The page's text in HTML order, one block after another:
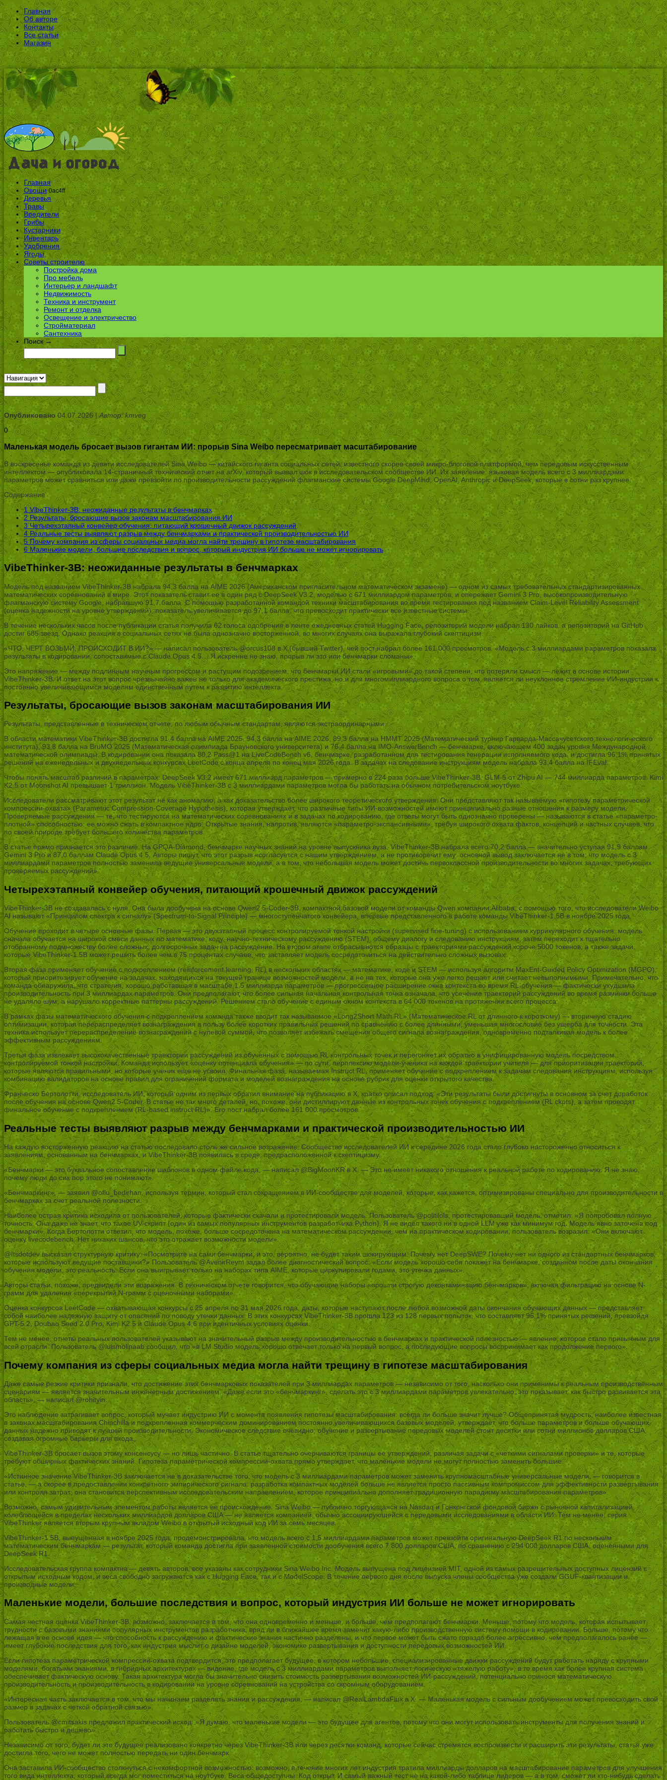
Главная
Об авторе
Контакты
Все статьи
Магазин
Главная
Овощи 0ac4ff
Деревья
Травы
Вредители
Грибы
Кустарники
Инвентарь
Удобрения
Ягоды
Советы строителю
Постройка дома
Про мебель
Интерьер и ландшафт
Недвижимость
Техника и инструмент
Ремонт и отделка
Освещение и электричество
Стройматериал
Сантехника
Поиск →
Опубликовано04.07.2026 |Автор: kmveg
0
Маленькая модель бросает вызов гигантам ИИ: прорыв Sina Weibo пересматривает масштабирование
В воскресенье команда из девяти исследователей Sina Weibo — китайского гиганта социальных сетей, известного скорее своей микро-блоговой платформой, чем передовым искусственным
интеллектом — опубликовала 14-страничный технический отчет на arXiv, который вызвал шок в исследовательском сообществе ИИ. Их заявление: языковая модель всего с 3 миллиардами
параметров может сравниться или даже превзойти по производительности рассуждений флагманские системы Google DeepMind, OpenAI, Anthropic и DeepSeek, которые в сотни раз крупнее.
Содержание
1VibeThinker-3B: неожиданные результаты в бенчмарках
2 Результаты, бросающие вызов законам масштабирования ИИ
3Четырехэтапный конвейер обучения, питающий крошечный движок рассуждений
4Реальные тесты выявляют разрыв между бенчмарками и практической производительностью ИИ
5Почему компания из сферы социальных медиа могла найти трещину в гипотезе масштабирования
6Маленькие модели, большие последствия и вопрос, который индустрия ИИ больше не может игнорировать
VibeThinker-3B: неожиданные результаты в бенчмарках
Модель под названием VibeThinker-3B набрала 94,3 балла на AIME 2026 (Американском пригласительном математическом экзамене) — одном из самых требовательных стандартизированных
математических соревнований в мире. Этот показатель ставит ее в один ряд с DeepSeek V3.2, моделью с 671 миллиардом параметров, и опережает Gemini 3 Pro, высокопроизводительную
флагманскую систему Google, набравшую 91,7 балла. С помощью разработанной командой техники масштабирования во время тестирования под названием Claim-Level Reliability Assessment
(оценка надежности на уровне утверждений), показатель увеличивается до 97,1 балла, что превосходит практически все известные системы.
В течение нескольких часов после публикации статья получила 62 голоса одобрения в ленте ежедневных статей Hugging Face, репозиторий модели набрал 130 лайков, а репозиторий на GitHub
достиг 685 звезд. Однако реакция в социальных сетях не была однозначно восторженной, во многих случаях она выражала глубокий скептицизм.
«ЧТО, ЧЕРТ ВОЗЬМИ, ПРОИСХОДИТ В ИИ?» — написал пользователь @orcus108 в X (бывший Twitter), чей пост набрал более 161 000 просмотров. «Модель с 3 миллиардами параметров показала
результаты в кодировании, сопоставимые с Claude Opus 4.5… Я искренне не знаю, прорыв ли это или бенчмарки сломаны».
Это напряжение — между подлинным научным прогрессом и растущим подозрением, что бенчмарки ИИ стали «игровыми» до такой степени, что потеряли смысл — лежит в основе истории
VibeThinker-3B. И ответ на этот вопрос чрезвычайно важен не только для академического престижа, но и для многомиллиардного вопроса о том, является ли неуклонное стремление ИИ-индустрии к
постоянно увеличивающимся моделям единственным путем к развитию интеллекта.
Результаты, бросающие вызов законам масштабирования ИИ
Результаты, представленные в техническом отчете, по любым обычным стандартам, являются экстраординарными.
В области математики VibeThinker-3B достигла 91,4 балла на AIME 2025, 94,3 балла на AIME 2026, 89,3 балла на HMMT 2025 (Математический турнир Гарварда-Массачусетского технологического
института), 93,8 балла на BruMO 2025 (Математическая олимпиада Брауновского университета) и 76,4 балла на IMO-AnswerBench — бенчмарке, включающем 400 задач уровня Международной
математической олимпиады. В кодировании она показала 80,2 Pass@1 на LiveCodeBench v6, бенчмарке, разработанном для тестирования генерации исполняемого кода, и достигла 96,1% принятых
решений на еженедельных и двухнедельных конкурсах LeetCode с конца апреля по конец мая 2026 года. В задачах на следование инструкциям модель набрала 93,4 балла на IFEval.
Чтобы понять масштаб различий в параметрах: DeepSeek V3.2 имеет 671 миллиард параметров — примерно в 224 раза больше VibeThinker-3B. GLM-5 от Zhipu AI — 744 миллиарда параметров. Kimi
K2.5 от Moonshot AI превышает 1 триллион. Модель VibeThinker-3B с 3 миллиардами параметров могла бы работать на обычном потребительском ноутбуке.
Исследователи рассматривают этот результат не как аномалию, а как доказательство более широкого теоретического утверждения. Они представляют так называемую «гипотезу параметрической
компрессии-охвата» (Parametric Compression-Coverage Hypothesis), которая утверждает, что различные типы ИИ-возможностей имеют принципиально разные отношения к размеру модели.
Проверяемые рассуждения — те, что тестируются на математических соревнованиях и в задачах по кодированию, где ответы могут быть однозначно проверены — называются в статье «параметро-
плотной» способностью: ее можно сжать в компактное ядро. Открытые знания, напротив, являются «параметро-экспансивными», требуя широкого охвата фактов, концепций и частных случаев, что
по своей природе требует большего количества параметров.
В статье прямо признается это различие. На GPQA-Diamond, бенчмарке научных знаний на уровне выпускника вуза, VibeThinker-3B набрала всего 70,2 балла — значительно уступая 91,9 баллам
Gemini 3 Pro и 87,0 баллам Claude Opus 4.5. Авторы пишут, что этот разрыв «согласуется с нашим утверждением, а не противоречит ему: основной вывод заключается не в том, что модель с 3
миллиардами параметров полностью заменила ведущие универсальные модели, а в том, что небольшая модель может достичь первоклассной производительности во многих задачах, требующих
проверяемых рассуждений».
Четырехэтапный конвейер обучения, питающий крошечный движок рассуждений
VibeThinker-3B не создавалась с нуля. Она была дообучена на основе Qwen2.5-Coder-3B, компактной базовой модели от команды Qwen компании Alibaba, с помощью того, что исследователи Weibo
AI называют «Принципом спектра к сигналу» (Spectrum-to-Signal Principle) — многоступенчатого конвейера, впервые представленного в работе команды VibeThinker-1.5B в ноябре 2025 года.
Обучение проходит в четыре основные фазы. Первая — это двухэтапный процесс контролируемой тонкой настройки (supervised fine-tuning) с использованием куррикулярного обучения: модель
сначала обучается на широкой смеси данных по математике, коду, научно-техническому рассуждению (STEM), общему диалогу и следованию инструкциям, затем переходит к тщательно
отобранному подмножеству более сложных, долгосрочных задач на рассуждение. На втором этапе отбрасываются образцы с траекториями рассуждений короче 5000 токенов, а также задачи,
которые VibeThinker-1.5B может решить более чем в 75 процентах случаев, что заставляет модель сосредоточиться на действительно сложных вызовах.
Вторая фаза применяет обучение с подкреплением (reinforcement learning, RL) в нескольких областях — математике, коде и STEM — используя алгоритм MaxEnt-Guided Policy Optimization (MGPO),
который приоритезирует обучение на задачах, находящихся на текущей границе возможностей модели, а не на тех, которые она уже легко решает или считает невыполнимыми. Примечательно, что
команда обнаружила, что стратегия, хорошо работавшая в масштабе 1,5 миллиарда параметров — прогрессивное расширение окна контекста во время RL-обучения — фактически ухудшила
производительность при 3 миллиардах параметров. Они предполагают, что более сильная начальная контрольная точка означала, что усечение траекторий рассуждений во время разминки больше
не удаляло шум, а нарушало корректные паттерны рассуждений. Решением стало обучение с единым окном контекста в 64 000 токенов на протяжении всего процесса.
В рамках фазы математического обучения с подкреплением команда также вводит так называемое «Long2Short Math RL» (Математическое RL от длинного к короткому) — вторичную стадию
оптимизации, которая перераспределяет вознаграждения в пользу более коротких правильных решений по сравнению с более длинными, уменьшая многословие без ущерба для точности. Эта
техника использует перераспределение вознаграждений с нулевой суммой, что позволяет избежать смещения общего сигнала вознаграждения, одновременно подталкивая модель к более
эффективным рассуждениям.
Третья фаза извлекает высококачественные траектории рассуждений из обученных с помощью RL контрольных точек и перегоняет их обратно в унифицированную модель посредством
контролируемой тонкой настройки. Команда использует «оценку потенциала обучения» — по сути, перплексию модели-ученика на каждой траектории учителя — для приоритизации траекторий,
которые являются правильными, но которые ученик еще не усвоил. Финальная фаза, называемая Instruct RL, применяет обучение с подкреплением к задачам следования инструкциям, используя
комбинацию валидаторов на основе правил для ограничений формата и моделей вознаграждения на основе рубрик для оценки открытого качества.
Франческо Бертолотти, исследователь ИИ, который одним из первых обратил внимание на публикацию в X, кратко описал подход: «Эти результаты были достигнуты в основном за счет доработок
после обучения на основе Qwen2.5-Coder. В статье не так много деталей, но, похоже, они дистиллируют данные из контрольных точек обучения с подкреплением (RL ckpts), а затем проводят
финальное обучение с подкреплением (RL-based instruct RL)». Его пост набрал более 161 000 просмотров.
Реальные тесты выявляют разрыв между бенчмарками и практической производительностью ИИ
На каждую восторженную реакцию на статью последовало столь же сильное возражение. Сообщество исследователей ИИ к середине 2026 года стало глубоко настороженно относиться к
заявлениям, основанным на бенчмарках, и VibeThinker-3B появилась в среде, предрасположенной к скептицизму.
«Бенчмарки — это буквальное сопоставление шаблонов в одном файле кода, — написал @BigMoonKR в X. — Это не имеет никакого отношения к реальной работе по кодированию. Я не знаю,
почему люди до сих пор этого не понимают».
«Бенчмаркинг», — заявил @oflu_bedirhan, используя термин, который стал сокращением в ИИ-сообществе для моделей, которые, как кажется, оптимизированы специально для производительности в
бенчмарках за счет реальной полезности.
Наиболее острая критика исходила от пользователей, которые фактически скачали и протестировали модель. Пользователь @politilols, протестировавший модель, отметил: «Я попробовал полную
точность. Она даже не знает, что такое UV-скрипт (один из самых популярных инструментов разработчика Python). Я не видел такого ни в одной LLM уже как минимум год. Модель явно заточена под
бенчмарки». Когда Бертолотти ответил, что модель, похоже, больше сосредоточена на математическом рассуждении, чем на практическом кодировании, пользователь возразил: «Они включают
оценку livecodebench. Нет никаких шансов, что это отражает возможности модели».
@Itsdotdev высказал структурную критику: «Посмотрите на сами бенчмарки, и это, вероятно, не будет таким шокирующим. Почему нет DeepSWE? Почему нет ни одного из стандартных бенчмарков,
которые используют ведущие поставщики?» Пользователь @AvenirReym задал более диагностический вопрос: «Если модель хорошо себя покажет на бенчмарке, созданном после даты окончания
обучения модели, это реальность. Если она выигрывает только на наборах типа AIME, которые циркулировали годами, это утечка данных».
Авторы статьи, похоже, предвидели эти возражения. В техническом отчете говорится, что обучающие наборы «прошли строгую деконтаминацию бенчмарков», включая фильтрацию на основе N-
грамм для удаления «перекрытий N-грамм с оценочными наборами».
Оценка конкурсов LeetCode — охватывающая конкурсы с 25 апреля по 31 мая 2026 года, даты, которые наступают после любой возможной даты окончания обучающих данных — представляет
собой наиболее надежную защиту от опасений по поводу утечки данных. В этих конкурсах VibeThinker-3B прошла 123 из 128 первых попыток, что составляет 96,1% принятых решений, превзойдя
GPT-5.2, Doubao Seed 2.0 Pro, Kimi K2.5 и Claude Opus 4.6 при идентичных условиях оценки.
Тем не менее, отчеты реальных пользователей указывают на значительный разрыв между производительностью в бенчмарках и практической полезностью — явление, которое стало привычным для
всей отрасли. Пользователь @luismolinaab сообщил, что «в LM Studio модель хорошо отвечает только на первый вопрос, а последующие вопросы воспринимает как продолжение первого».
Почему компания из сферы социальных медиа могла найти трещину в гипотезе масштабирования
Даже самые резкие критики признали, что достижение этих бенчмарковых показателей при 3 миллиардах параметров — независимо от того, насколько они применимы к реальным производственным
сценариям — является значительным инженерным достижением. «Даже если это «бенчмаркинг», сделать это с 3 миллиардами параметров увлекательно, это показывает, как быстро развивается эта
область», — написал @rohityin.
Это наблюдение затрагивает вопрос, который мучает индустрию ИИ с момента появления гипотезы масштабирования: всегда ли больше значит лучше? Общепринятая мудрость, наиболее известная
в законах масштабирования Chinchilla и подкрепленная коммерческим доминированием постоянно увеличивающихся базовых моделей, утверждает, что больше параметров и больше обучающих
данных надежно приводят к лучшей производительности. Экономическое следствие очевидно: обучение и развертывание передовых моделей стоит десятки или сотни миллионов долларов США,
создавая огромные барьеры для входа.
VibeThinker-3B бросает вызов этому консенсусу — но лишь частично. В статье тщательно очерчиваются границы ее утверждений, различая задачи с «четкими сигналами проверки» и те, которые
требуют обширных фактических знаний. Гипотеза параметрической компрессии-охвата прямо утверждает, что маленькие модели не могут полностью заменить большие.
«Истинное значение VibeThinker-3B заключается не в доказательстве того, что модель с 3 миллиардами параметров может заменить крупномасштабные универсальные модели, — говорится в
статье, — а скорее в предоставлении конкретного эмпирического сигнала: разработка компактных моделей больше не является просто пассивным компромиссом для эффективности развертывания
или контроля затрат; она становится перспективным исследовательским направлением, которое принципиально дополняет традиционную парадигму масштабирования параметров».
Возможно, самым удивительным элементом работы является ее происхождение. Sina Weibo — публично торгующаяся на Nasdaq и Гонконгской фондовой бирже с рыночной капитализацией,
колеблющейся в пределах нескольких миллиардов долларов США — не является компанией, обычно ассоциирующейся с передовыми исследованиями в области ИИ. Тем не менее, серия
VibeThinker является вторым крупным вкладом Weibo в открытый исходный код ИИ за семь месяцев.
VibeThinker-1.5B, выпущенная в ноябре 2025 года, продемонстрировала, что модель всего с 1,5 миллиардами параметров может превзойти оригинальную DeepSeek R1 по нескольким
математическим бенчмаркам — результат, который команда достигла при заявленной стоимости дообучения всего 7 800 долларов США, по сравнению с 294 000 долларов США, оцененными для
DeepSeek R1.
Исследовательская группа компактна — девять авторов, все указаны как сотрудники Sina Weibo Inc. Модель выпущена под лицензией MIT, одной из самых разрешительных доступных лицензий с
открытым исходным кодом, и веса свободно загружаются как с Hugging Face, так и с ModelScope. В течение первого дня после выпуска члены сообщества уже создали GGUF-квантизации и
производные модели.
Маленькие модели, большие последствия и вопрос, который индустрия ИИ больше не может игнорировать
Самая честная оценка VibeThinker-3B, возможно, заключается в том, что она одновременно и меньше, и больше, чем предполагают бенчмарки. Меньше, потому что модель, которая испытывает
трудности с базовыми знаниями популярных инструментов разработчика, вряд ли в ближайшее время заменит какую-либо производственную систему помощи в кодировании. Больше, потому что
лежащая в ее основе идея — что способность к рассуждению и фактические знания частично разделены, и что первое может быть сжато гораздо более агрессивно, чем предполагалось ранее —
имеет глубокие последствия для того, как индустрия мыслит о дизайне моделей, экономике развертывания и доступности передовых возможностей ИИ.
Если гипотеза параметрической компрессии-охвата подтвердится, это предполагает будущее, в котором небольшие, специализированные движки рассуждений будут работать наряду с крупными
моделями, богатыми знаниями, в гибридных архитектурах — видение, где модель с 3 миллиардами параметров выполняет логическую «тяжелую работу», в то время как более крупная система
обеспечивает фактическую основу. Такая архитектура могла бы значительно снизить стоимость развертывания возможностей ИИ-рассуждений, потенциально принося математическую
производительность и производительность в кодировании на уровне соревнований на устройства со скромным оборудованием.
«Интересная часть заключается в том, что мы начинаем разделять знания и рассуждения, — написал @RealLambdaFlux в X. — Маленькая модель с сильным дообучением может превосходить свой
размер в задачах с четкой обратной связью».
Пользователь @cmitsakis предложил практический исход: «Я думаю, что маленькие модели — это будущее для агентов, потому что они могут использовать инструменты для получения знаний и
работать быстро и дешево».
Независимо от того, будет ли это будущее реализовано конкретно через VibeThinker-3B или через десятки команд, которые сейчас стремятся воспроизвести и расширить эти результаты, статья уже
достигла того, чего не может полностью передать ни один бенчмарк.
Она заставила ИИ-сообщество столкнуться с некомфортной возможностью: возможно, в течение многих лет индустрия тратила миллиарды долларов на масштабирование параметров для улучшения
того вида интеллекта, который всегда мог поместиться на ноутбуке. Веса общедоступны. Код открыт. И самый важный тест не на какой-либо таблице лидеров — а в том, сможет ли кто-нибудь сделать